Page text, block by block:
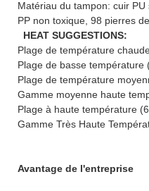
Matériau du tampon: cuir
PP non toxique, 98 pierres
HEAT SUGGESTIONS:
Plage de température
Plage de basse température
Plage de température
Gamme moyenne haute
Plage à haute température
Gamme Très Haute
Avantage de l'entreprise